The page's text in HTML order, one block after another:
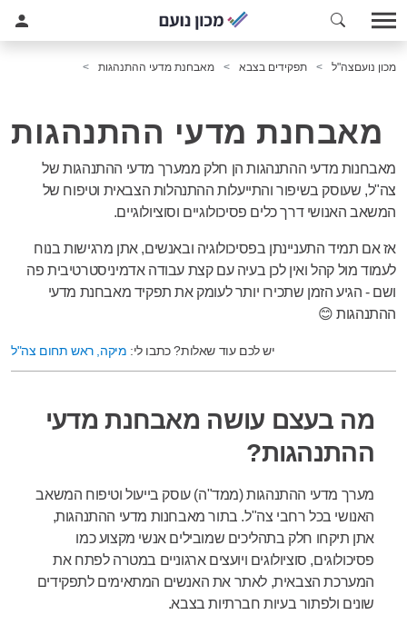
מכון נועםצה"ל תפקידים בצבא מאבחנת מדעי ההתנהגות
מאבחנת מדעי ההתנהגות
מאבחנות מדעי ההתנהגות הן חלק ממערך מדעי ההתנהגות של
צה"ל, שעוסק בשיפור והתייעלות ההתנהלות הצבאית וטיפוח של
המשאב האנושי דרך כלים פסיכולוגיים וסוציולוגיים.
אז אם תמיד התעניינתן בפסיכולוגיה ובאנשים, אתן מרגישות בנוח
לעמוד מול קהל ואין לכן בעיהעם קצת עבודה אדמיניסטרטיבית פה
ושם - הגיע הזמן שתכירו יותר לעומק את תפקיד מאבחנת מדעי
ההתנהגות 😊
יש לכם עוד שאלות? כתבו לי: מיקה, ראש תחום צה"ל
מה בעצם עושה מאבחנת מדעי
ההתנהגות?
מערך מדעי ההתנהגות (ממד"ה) עוסק בייעול וטיפוח המשאב
האנושי בכל רחבי צה"ל. בתור מאבחנות מדעי ההתנהגות,
אתן תיקחו חלק בתהליכים שמובילים אנשי מקצוע כמו
פסיכולוגים, סוציולוגים ויועצים ארגוניים במטרה לפתח את
המערכת הצבאית, לאתר את האנשים המתאימים לתפקידים
שונים ולפתור בעיות חברתיות בצבא.